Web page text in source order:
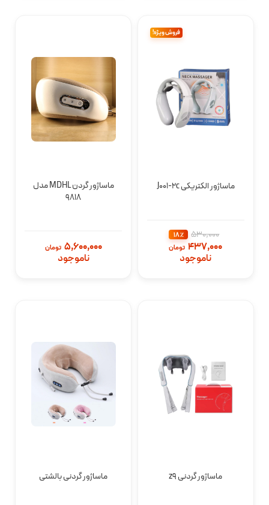
فروش ویژه!
ماساژور الکتریکی J001-2c
ناموجود
530,000 ٪ 18
437,000 تومان
ماساژور گردن MDHL مدل
9818
ناموجود
5,600,000 تومان
ماساژور گردنی z9 ماساژور گردنی بالشتی